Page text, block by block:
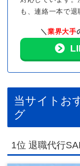
も、連絡一本で退
＼業界大手
当サイトお
グ
1位 退職代行